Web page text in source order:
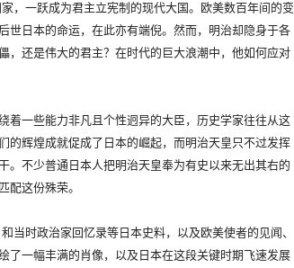
一跃成为君主立宪制的现代大国。欧美数百年间的变
世日本的命运，在此亦有端倪。然而，明治却隐身于各
，还是伟大的君主？在时代的巨大浪潮中，他如何应对
一些能力非凡且个性迥异的大臣，历史学家往往从这
的辉煌成就促成了日本的崛起，而明治天皇只不过发挥
。不少普通日本人把明治天皇奉为有史以来无出其右的
配这份殊荣。
时政治家回忆录等日本史料，以及欧美使者的见闻、
了一幅丰满的肖像，以及日本在这段关键时期飞速发展